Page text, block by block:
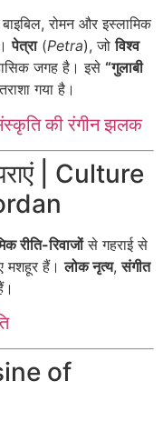
रोमन और इस्लामिक
पेत्रा(Petra), जोविश्व
जगह है। इसे “गुलाबी
गया है।
की रंगीन झलक
| Culture
रीति-रिवाजोंसे गहराई से
मशहूर हैं।लोक नृत्य,संगीत
of